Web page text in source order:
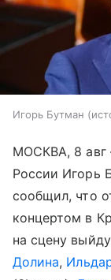
Игорь Бутман
МОСКВА, 8 авг
России Игорь
сообщил, что
концертом в
на сцену
Долина,